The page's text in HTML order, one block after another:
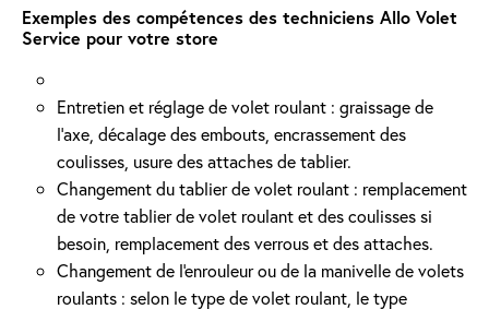
Exemples des compétences des techniciens Allo Volet
Service pour votre store
Entretien et réglage de volet roulant : graissage de
l’axe, décalage des embouts, encrassement des
coulisses, usure des attaches de tablier.
Changement du tablier de volet roulant : remplacement
de votre tablier de volet roulant et des coulisses si
besoin, remplacement des verrous et des attaches.
Changement de l'enrouleur ou de la manivelle de volets
roulants : selon le type de volet roulant, le type